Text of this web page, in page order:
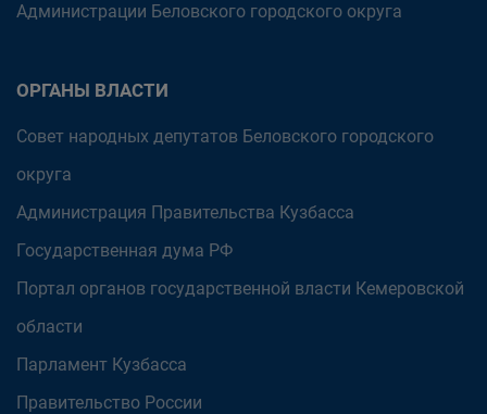
Администрации Беловского городского округа
ОРГАНЫ ВЛАСТИ
Совет народных депутатов Беловского городского
округа
Администрация Правительства Кузбасса
Государственная дума РФ
Портал органов государственной власти Кемеровской
области
Парламент Кузбасса
Правительство России